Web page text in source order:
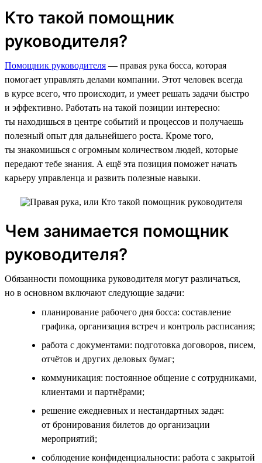
Кто такой помощник
руководителя?
Помощник руководителя — правая рука босса, которая
помогает управлять делами компании. Этот человек всегда
в курсе всего, что происходит, и умеет решать задачи быстро
и эффективно. Работать на такой позиции интересно:
ты находишься в центре событий и процессов и получаешь
полезный опыт для дальнейшего роста. Кроме того,
ты знакомишься с огромным количеством людей, которые
передают тебе знания. А ещё эта позиция поможет начать
карьеру управленца и развить полезные навыки.
Чем занимается помощник
руководителя?
Обязанности помощника руководителя могут различаться,
но в основном включают следующие задачи:
планирование рабочего дня босса: составление
графика, организация встреч и контроль расписания;
работа с документами: подготовка договоров, писем,
отчётов и других деловых бумаг;
коммуникация: постоянное общение с сотрудниками,
клиентами и партнёрами;
решение ежедневных и нестандартных задач:
от бронирования билетов до организации
мероприятий;
соблюдение конфиденциальности: работа с закрытой